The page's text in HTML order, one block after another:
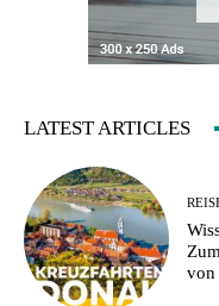
LATEST ARTICLES
von